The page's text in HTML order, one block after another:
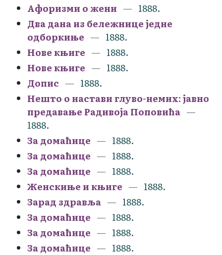
Афоризми о жени
1888.
Два дана из бележнице једне
одборкиње
1888.
Нове књиге
1888.
Нове књиге
1888.
Допис
1888.
Нешто о настави глуво-немих: јавно
предавање Радивоја Поповића
1888.
За домаћице
1888.
За домаћице
1888.
За домаћице
1888.
Женскиње и књиге
1888.
Зарад здравља
1888.
За домаћице
1888.
За домаћице
1888.
За домаћице
1888.